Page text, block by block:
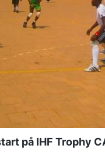
på IHF Trophy